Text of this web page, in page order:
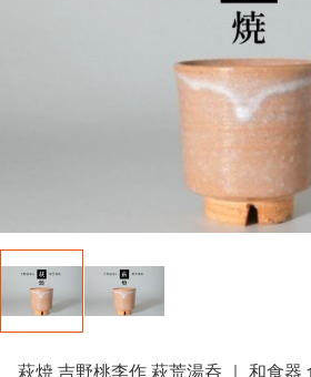
萩焼 吉野桃李作 萩荒湯呑 ｜ 和食器